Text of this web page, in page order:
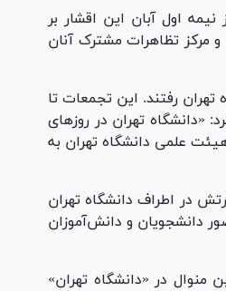
نیمه اول آبان این اقشار بر
مرکز تظاهرات مشترک آنان
رفتند. این تجمعات تا
«دانشگاه تهران در روزهای
علمی دانشگاه تهران به
در اطراف دانشگاه تهران
دانشجویان و دانش‌آموزان
همین منوال در «دانشگاه تهران»